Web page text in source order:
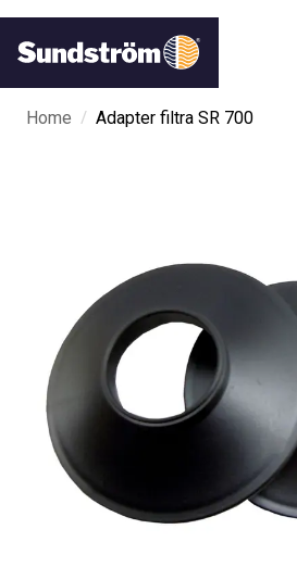
Home / Adapter filtra SR 700